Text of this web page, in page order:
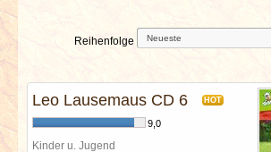
VERLOSUNGEN
SPECIALS
Reihenfolge
Leo Lausemaus CD 6 HOT
9,0
Kinder u. Jugend